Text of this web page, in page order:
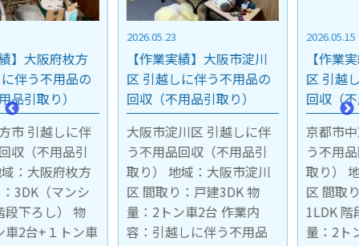
【作業実績】大阪市淀川
区 引越しに伴う不用品の
回収（不用品引取り）
大阪市淀川区 引越しに伴
う不用品回収（不用品引
取り） 地域：大阪市淀川
区 間取り：戸建3DK 物
量：2トン車2台 作業内
容：引越しに伴う不用品
【作業実績】京都市中京
区 引越しに伴う不用品の
回収（不用品引取り）
京都市中京区 引越しに伴
う不用品回収（不用品引
取り） 地域：京都市中京
区 間取り：マンション4階
1LDK 階段下ろし作業 物
量：2トン車1台 作業内